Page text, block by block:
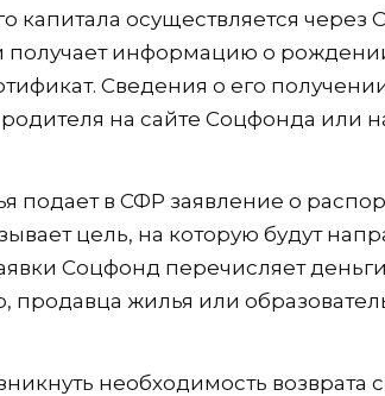
капитала осуществляется через
получает информацию о
Сведения о его
на сайте Соцфонда или
подает в СФР заявление о
цель, на которую будут
Соцфонд перечисляет
продавца жилья или
необходимость возврата